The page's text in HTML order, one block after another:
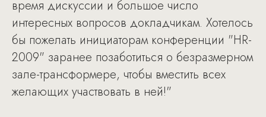
время дискуссии и большое число
интересных вопросов докладчикам. Хотелось
бы пожелать инициаторам конференции "HR-
2009" заранее позаботиться о безразмерном
зале-трансформере, чтобы вместить всех
желающих участвовать в ней!"